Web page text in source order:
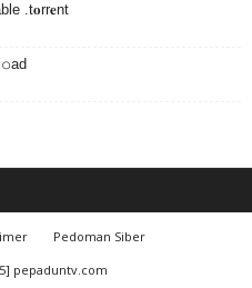
.t𝐨rr𝐞nt
Pedoman Siber
pepaduntv.com